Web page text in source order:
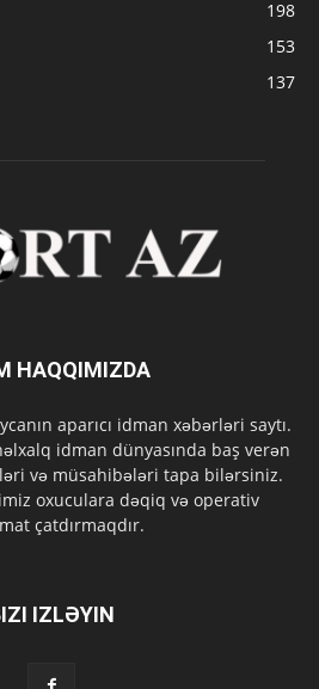
198
153
137
HAQQIMIZDA
aparıcı idman xəbərləri saytı.
idman dünyasında baş verən
və müsahibələri tapa bilərsiniz.
oxuculara dəqiq və operativ
çatdırmaqdır.
IZLƏYIN